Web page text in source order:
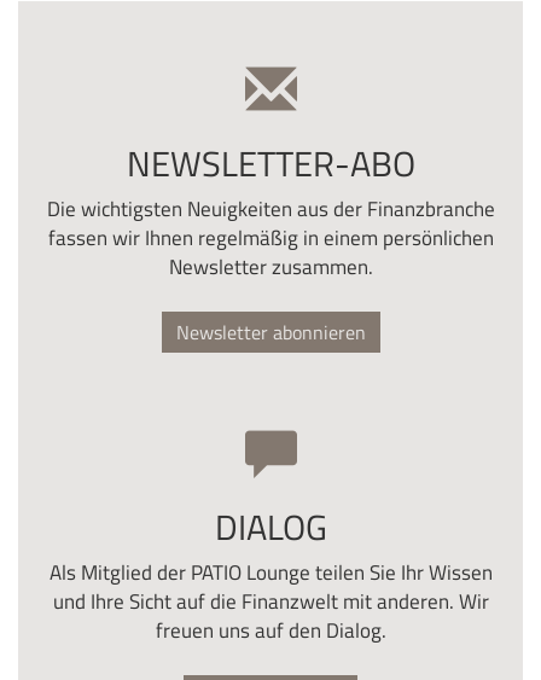
NEWSLETTER-ABO
Die wichtigsten Neuigkeiten aus der Finanzbranche
fassen wir Ihnen regelmäßig in einem persönlichen
Newsletter zusammen.
Newsletter abonnieren
DIALOG
Als Mitglied der PATIO Lounge teilen Sie Ihr Wissen
und Ihre Sicht auf die Finanzwelt mit anderen. Wir
freuen uns auf den Dialog.